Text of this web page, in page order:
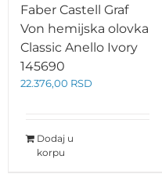
Faber Castell Graf
Von hemijska olovka
Classic Anello Ivory
145690
22.376,00 RSD
Dodaj u
korpu